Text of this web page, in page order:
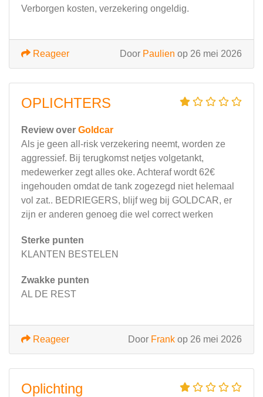
Verborgen kosten, verzekering ongeldig.
Door Paulien op 26 mei 2026
Reageer
OPLICHTERS
Review over Goldcar
Als je geen all-risk verzekering neemt, worden ze
aggressief. Bij terugkomst netjes volgetankt,
medewerker zegt alles oke. Achteraf wordt 62€
ingehouden omdat de tank zogezegd niet helemaal
vol zat.. BEDRIEGERS, blijf weg bij GOLDCAR, er
zijn er anderen genoeg die wel correct werken
Sterke punten
KLANTEN BESTELEN
Zwakke punten
AL DE REST
Door Frank op 26 mei 2026
Reageer
Oplichting